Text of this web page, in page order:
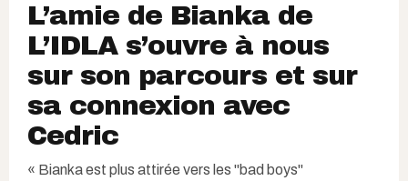
L’amie de Bianka de
L’IDLA s’ouvre à nous
sur son parcours et sur
sa connexion avec
Cedric
« Bianka est plus attirée vers les "bad boys"